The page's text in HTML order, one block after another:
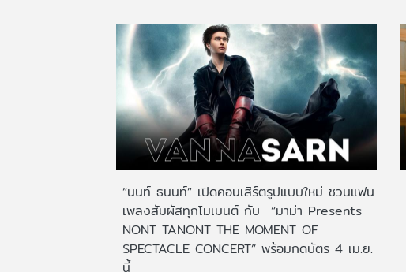
“นนท์ ธนนท์” เปิดคอนเสิร์ตรูปแบบใหม่ ชวนแฟน
เพลงสัมผัสทุกโมเมนต์ กับ “มาม่า Presents
NONT TANONT THE MOMENT OF
SPECTACLE CONCERT” พร้อมกดบัตร 4 เม.ย.
นี้